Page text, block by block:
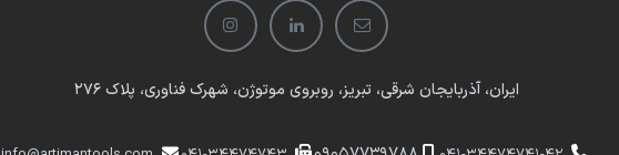
ایران، آذربایجان شرقی، تبریز، روبروی موتوژن، شهرک فناوری، پلاک 276